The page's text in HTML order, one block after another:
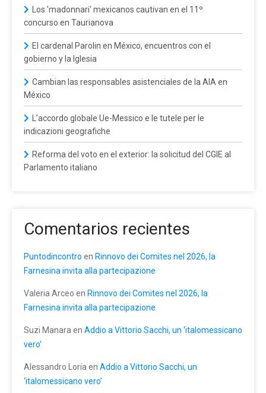
Los 'madonnari' mexicanos cautivan en el 11º
concurso en Taurianova
El cardenal Parolin en México, encuentros con el
gobierno y la Iglesia
Cambian las responsables asistenciales de la AIA en
México
L’accordo globale Ue-Messico e le tutele per le
indicazioni geografiche
Reforma del voto en el exterior: la solicitud del CGIE al
Parlamento italiano
Comentarios recientes
Puntodincontro en Rinnovo dei Comites nel 2026, la
Farnesina invita alla partecipazione
Valeria Arceo en Rinnovo dei Comites nel 2026, la
Farnesina invita alla partecipazione
Suzi Manara en Addio a Vittorio Sacchi, un ‘italomessicano
vero’
Alessandro Loria en Addio a Vittorio Sacchi, un
‘italomessicano vero’